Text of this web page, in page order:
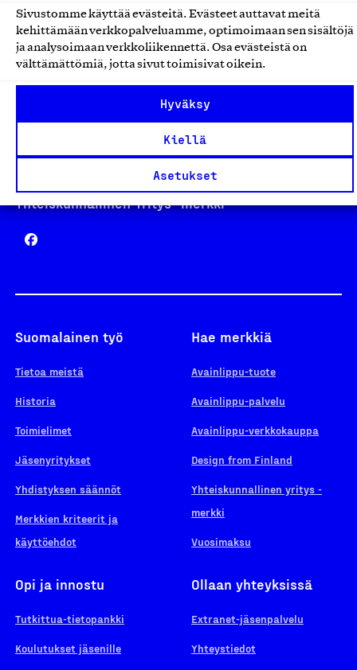
Sivustomme käyttää evästeitä. Evästeet auttavat meitä
kehittämään verkkopalveluamme, optimoimaan sen sisältöjä
ja analysoimaan verkkoliikennettä. Osa evästeistä on
välttämättömiä, jotta sivut toimisivat oikein.
Hyväksy
Kiellä
Asetukset
Avainlippu
Design From Finland
Yhteiskunnallinen Yritys -merkki
Suomalainen työ
Tietoa meistä
Historia
Toimielimet
Jäsenyritykset
Yhdistyksen säännöt
Merkkien kriteerit ja
käyttöehdot
Hae merkkiä
Avainlippu-tuote
Avainlippu-palvelu
Avainlippu-verkkokauppa
Design from Finland
Yhteiskunnallinen yritys -
merkki
Vuosimaksu
Opi ja innostu
Tutkittua-tietopankki
Koulutukset jäsenille
Ollaan yhteyksissä
Extranet-jäsenpalvelu
Yhteystiedot